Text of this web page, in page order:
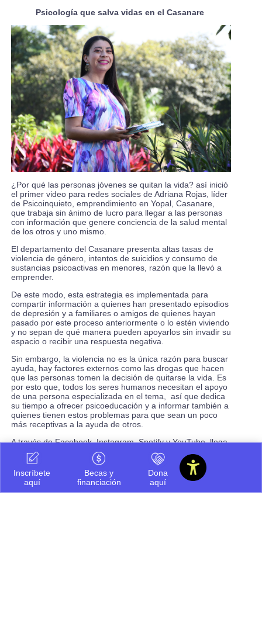
Psicología que salva vidas en el Casanare
¿Por qué las personas jóvenes se quitan la vida? así inició
el primer video para redes sociales de Adriana Rojas, líder
de Psicoinquieto, emprendimiento en Yopal, Casanare,
que trabaja sin ánimo de lucro para llegar a las personas
con información que genere conciencia de la salud mental
de los otros y uno mismo.
El departamento del Casanare presenta altas tasas de
violencia de género, intentos de suicidios y consumo de
sustancias psicoactivas en menores, razón que la llevó a
emprender.
De este modo, esta estrategia es implementada para
compartir información a quienes han presentado episodios
de depresión y a familiares o amigos de quienes hayan
pasado por este proceso anteriormente o lo estén viviendo
y no sepan de qué manera pueden apoyarlos sin invadir su
espacio o recibir una respuesta negativa.
Sin embargo, la violencia no es la única razón para buscar
ayuda, hay factores externos como las drogas que hacen
que las personas tomen la decisión de quitarse la vida. Es
por esto que, todos los seres humanos necesitan el apoyo
de una persona especializada en el tema, así que dedica
su tiempo a ofrecer psicoeducación y a informar también a
quienes tienen estos problemas para que sean un poco
más receptivas a la ayuda de otros.
A través de Facebook, Instagram, Spotify y YouTube, llega
a cientos de personas ofreciendo, educación psicológica
en problemas de salud mental.
Desde el 2019, Adriana hace un llamado a la comunidad a
no tomar juicios ante quienes toman la decisión de quitarse
Inscríbete
aquí
Becas y
financiación
Dona
aquí